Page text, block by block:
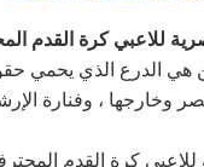
للاعبي كرة القدم
هي الدرع الذي يحمي
وخارجها ، وفنارة
للاعبي كرة القدم